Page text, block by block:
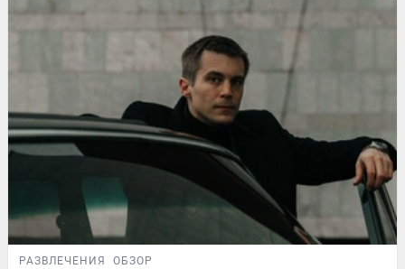
РАЗВЛЕЧЕНИЯ ОБЗОР